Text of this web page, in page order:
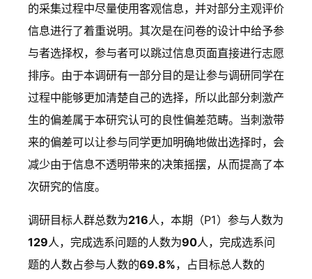
的采集过程中尽量使用客观信息，并对部分主观评价
信息进行了着重说明。其次是在问卷的设计中给予参
与者选择权，参与者可以跳过信息页面直接进行志愿
排序。由于本调研有一部分目的是让参与调研同学在
过程中能够更加清楚自己的选择，所以此部分刺激产
生的偏差属于本研究认可的良性偏差范畴。当刺激带
来的偏差可以让参与同学更加明确地做出选择时，会
减少由于信息不透明带来的决策摇摆，从而提高了本
次研究的信度。
调研目标人群总数为216人，本期（P1）参与人数为
129人，完成选系问题的人数为90人，完成选系问
题的人数占参与人数的69.8%，占目标总人数的